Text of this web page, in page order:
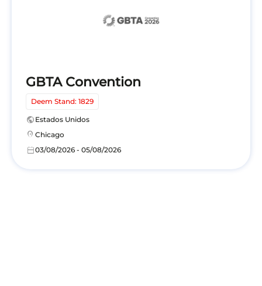
GBTA Convention
Deem Stand: 1829
public Estados Unidos
location_on Chicago
calendar_today03/08/2026 - 05/08/2026